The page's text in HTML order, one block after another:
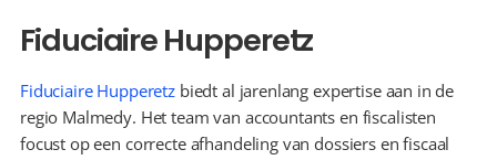
Fiduciaire Hupperetz
Fiduciaire Hupperetz biedt al jarenlang expertise aan in de
regio Malmedy. Het team van accountants en fiscalisten
focust op een correcte afhandeling van dossiers en fiscaal